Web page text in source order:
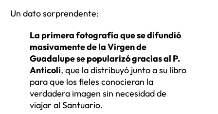
Un dato sorprendente:
La primera fotografía que se difundió
masivamente de la Virgen de
Guadalupe se popularizó gracias al P.
Anticoli, que la distribuyó junto a su libro
para que los fieles conocieran la
verdadera imagen sin necesidad de
viajar al Santuario.